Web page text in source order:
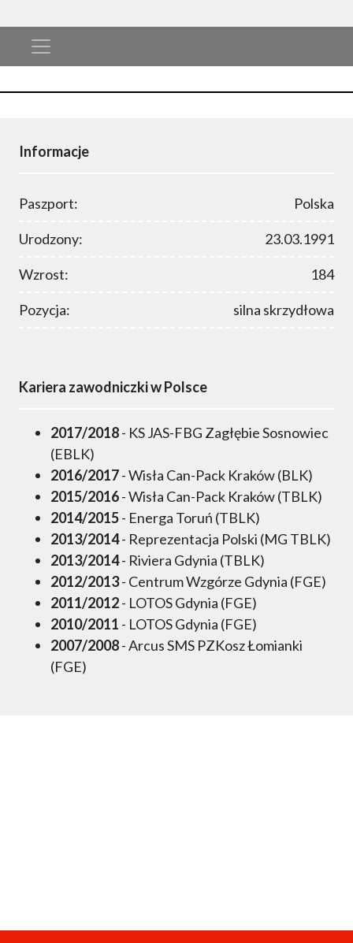
Informacje
Paszport: Polska
Urodzony: 23.03.1991
Wzrost: 184
Pozycja: silna skrzydłowa
Kariera zawodniczki w Polsce
2017/2018- KS JAS-FBG Zagłębie Sosnowiec
(EBLK)
2016/2017- Wisła Can-Pack Kraków (BLK)
2015/2016- Wisła Can-Pack Kraków (TBLK)
2014/2015- Energa Toruń (TBLK)
2013/2014- Reprezentacja Polski (MG TBLK)
2013/2014- Riviera Gdynia (TBLK)
2012/2013- Centrum Wzgórze Gdynia (FGE)
2011/2012- LOTOS Gdynia (FGE)
2010/2011 - LOTOS Gdynia (FGE)
2007/2008- Arcus SMS PZKosz Łomianki
(FGE)